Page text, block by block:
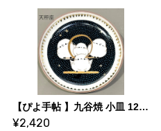
【ぴよ手帖 】九谷焼 小皿 12星座シリーズ ： 天秤・蠍・射手・山羊・水瓶・魚
¥2,420